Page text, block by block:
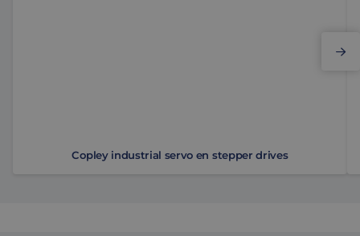
Copley industrial servo en stepper drives